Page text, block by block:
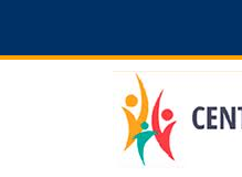
contenido